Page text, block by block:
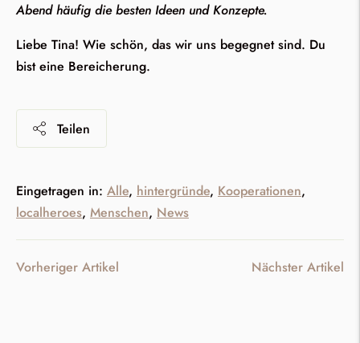
Abend häufig die besten Ideen und Konzepte.
Liebe Tina! Wie schön, das wir uns begegnet sind. Du
bist eine Bereicherung.
Teilen
Eingetragen in: Alle, hintergründe, Kooperationen,
localheroes, Menschen, News
Vorheriger Artikel Nächster Artikel